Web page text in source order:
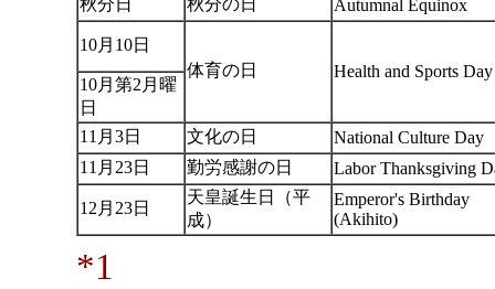
秋分日 秋分の日 Autumnal Equinox
10月10日
体育の日
Health and Sports Day
10月第2月曜
日
11月3日
文化の日
National Culture Day
11月23日
勤労感謝の日 Labor Thanksgiving
12月23日
天皇誕生日（平
成）
Emperor's Birthday
(Akihito)
*1